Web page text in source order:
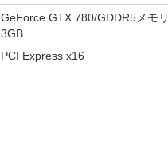
GeForce GTX 780/GDDR5メモリ
3GB
PCI Express x16